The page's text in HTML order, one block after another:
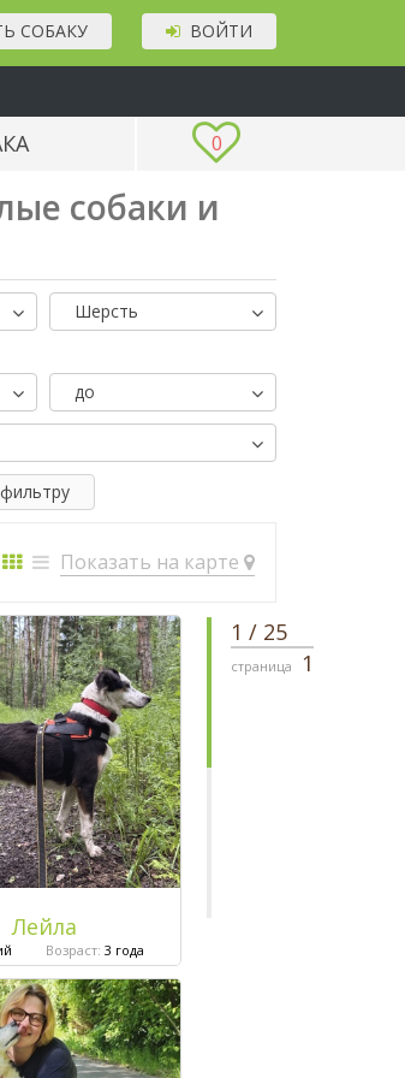
ВОЙТИ
СОБАКУ
0
собаки и
Шерсть
до
Показать на карте
Лейла
Возраст: 3 года
1 / 25
страница 1